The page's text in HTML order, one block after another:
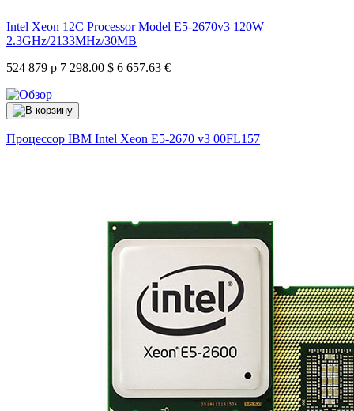
Intel Xeon 12C Processor Model E5-2670v3 120W
2.3GHz/2133MHz/30MB
524 879 р 7 298.00 $ 6 657.63 €
Процессор IBM Intel Xeon E5-2670 v3 00FL157